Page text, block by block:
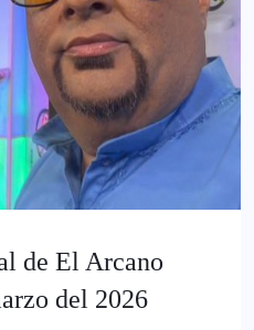
de El Arcano
del 2026